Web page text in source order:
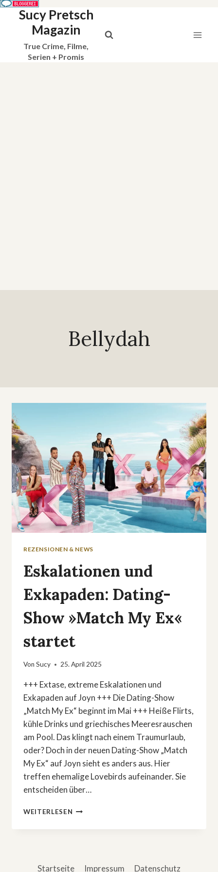
Sucy Pretsch
Magazin
True Crime, Filme,
Serien + Promis
Bellydah
REZENSIONEN & NEWS
Eskalationen und
Exkapaden: Dating-
Show »Match My Ex«
startet
Von Sucy 25. April 2025
+++ Extase, extreme Eskalationen und
Exkapaden auf Joyn +++ Die Dating-Show
„Match My Ex“ beginnt im Mai +++ Heiße Flirts,
kühle Drinks und griechisches Meeresrauschen
am Pool. Das klingt nach einem Traumurlaub,
oder? Doch in der neuen Dating-Show „Match
My Ex“ auf Joyn sieht es anders aus. Hier
treffen ehemalige Lovebirds aufeinander. Sie
entscheiden über…
WEITERLESEN ESKALATIONEN
EXKAPADEN:
MY
Startseite Impressum Datenschutz